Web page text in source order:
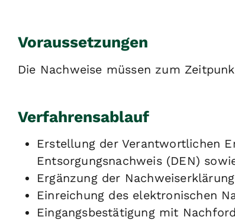
Voraussetzungen
Die Nachweise müssen zum
Verfahrensablauf
Erstellung der Verantwortlichen
Entsorgungsnachweis (DEN)
Ergänzung der
Einreichung des elektronischen
Eingangsbestätigung mit